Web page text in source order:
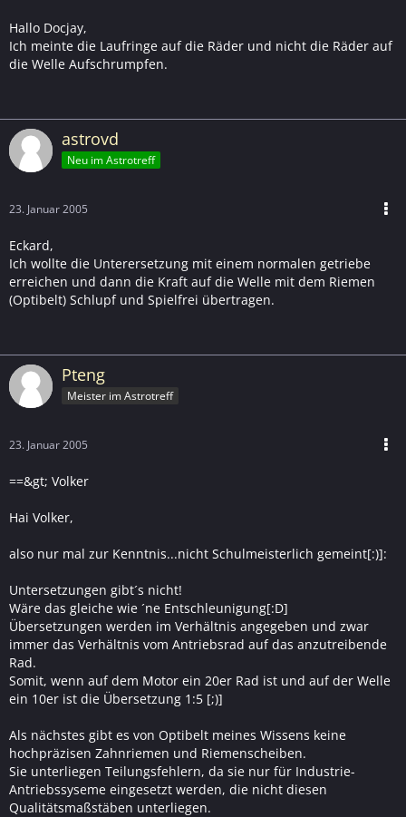
Hallo Docjay,
Ich meinte die Laufringe auf die Räder und nicht die Räder auf
die Welle Aufschrumpfen.
astrovd
Neu im Astrotreff
23. Januar 2005
Eckard,
Ich wollte die Unterersetzung mit einem normalen getriebe
erreichen und dann die Kraft auf die Welle mit dem Riemen
(Optibelt) Schlupf und Spielfrei übertragen.
Pteng
Meister im Astrotreff
23. Januar 2005
==&gt; Volker
Hai Volker,
also nur mal zur Kenntnis...nicht Schulmeisterlich gemeint[:)]:
Untersetzungen gibt´s nicht!
Wäre das gleiche wie ´ne Entschleunigung[:D]
Übersetzungen werden im Verhältnis angegeben und zwar
immer das Verhältnis vom Antriebsrad auf das anzutreibende
Rad.
Somit, wenn auf dem Motor ein 20er Rad ist und auf der Welle
ein 10er ist die Übersetzung 1:5 [;)]
Als nächstes gibt es von Optibelt meines Wissens keine
hochpräzisen Zahnriemen und Riemenscheiben.
Sie unterliegen Teilungsfehlern, da sie nur für Industrie-
Antriebssyseme eingesetzt werden, die nicht diesen
Qualitätsmaßstäben unterliegen.